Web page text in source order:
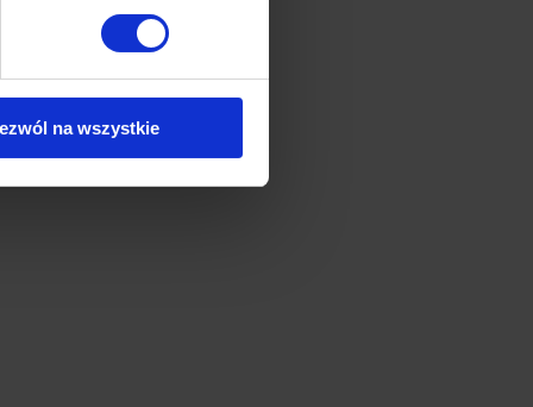
na wszystkie